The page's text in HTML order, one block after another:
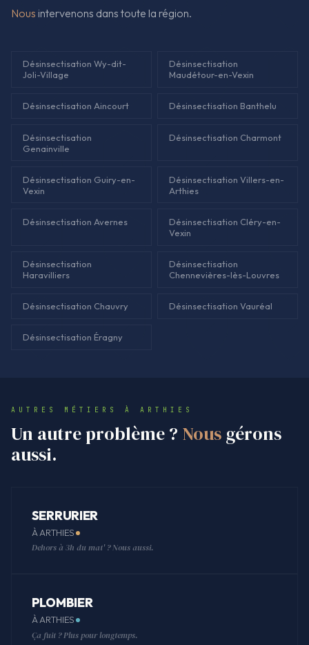
Nous intervenons dans toute la région.
Désinsectisation Wy-dit-
Joli-Village
Désinsectisation
Maudétour-en-Vexin
Désinsectisation Aincourt Désinsectisation Banthelu
Désinsectisation
Genainville
Désinsectisation Charmont
Désinsectisation Guiry-en-
Vexin
Désinsectisation Villers-en-
Arthies
Désinsectisation Avernes
Désinsectisation Cléry-en-
Vexin
Désinsectisation
Haravilliers
Désinsectisation
Chennevières-lès-Louvres
Désinsectisation Chauvry Désinsectisation Vauréal
Désinsectisation Éragny
AUTRES MÉTIERS À ARTHIES
Un autre problème ? Nous gérons
aussi.
SERRURIER
À ARTHIES
Dehors à 3h du mat' ? Nous aussi.
PLOMBIER
À ARTHIES
Ça fuit ? Plus pour longtemps.